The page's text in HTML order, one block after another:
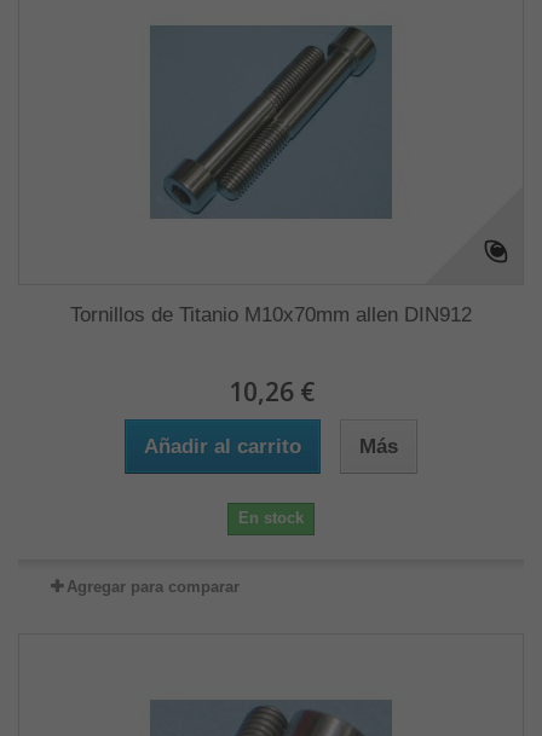
Tornillos de Titanio M10x70mm allen DIN912
10,26 €
Añadir al carrito Más
En stock
Agregar para comparar